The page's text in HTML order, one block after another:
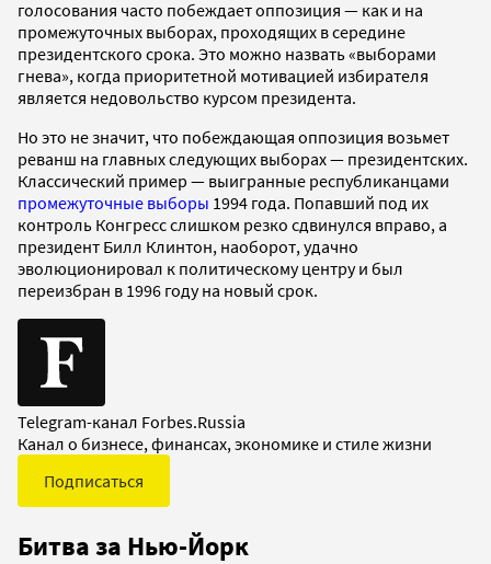
голосования часто побеждает оппозиция — как и на
промежуточных выборах, проходящих в середине
президентского срока. Это можно назвать «выборами
гнева», когда приоритетной мотивацией избирателя
является недовольство курсом президента.
Но это не значит, что побеждающая оппозиция возьмет
реванш на главных следующих выборах — президентских.
Классический пример — выигранные республиканцами
промежуточные выборы 1994 года. Попавший под их
контроль Конгресс слишком резко сдвинулся вправо, а
президент Билл Клинтон, наоборот, удачно
эволюционировал к политическому центру и был
переизбран в 1996 году на новый срок.
Telegram-канал Forbes.Russia
Канал о бизнесе, финансах, экономике и стиле жизни
Подписаться
Битва за Нью-Йорк